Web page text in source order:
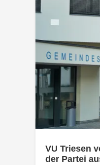
VU Triesen
der Partei